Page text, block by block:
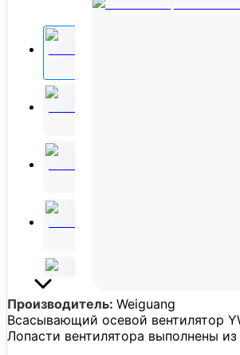
Производитель: Weiguang
Всасывающий осевой вентилятор
Лопасти вентилятора выполнены